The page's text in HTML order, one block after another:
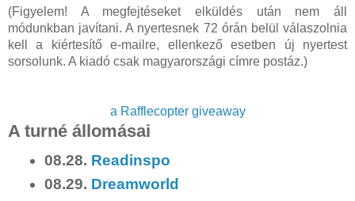
(Figyelem! A megfejtéseket elküldés után nem áll
módunkban javítani. A nyertesnek 72 órán belül válaszolnia
kell a kiértesítő e-mailre, ellenkező esetben új nyertest
sorsolunk. A kiadó csak magyarországi címre postáz.)
a Rafflecopter giveaway
A turné állomásai
08.28. Readinspo
08.29. Dreamworld